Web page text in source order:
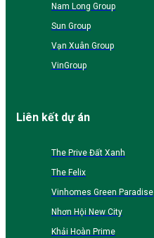
Nam Long Group
Sun Group
Vạn Xuân Group
VinGroup
Liên kết dự án
The Prive Đất Xanh
The Felix
Vinhomes Green Paradise
Nhơn Hội New City
Khải Hoàn Prime